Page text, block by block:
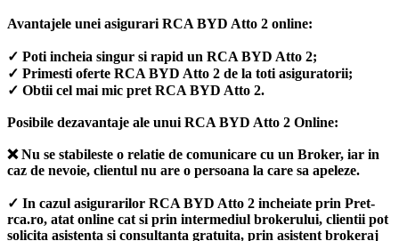
Avantajele unei asigurari RCA BYD Atto 2 online:
✓ Poti incheia singur si rapid un RCA BYD Atto 2;
✓ Primesti oferte RCA BYD Atto 2 de la toti asiguratorii;
✓ Obtii cel mai mic pret RCA BYD Atto 2.
Posibile dezavantaje ale unui RCA BYD Atto 2 Online:
❌ Nu se stabileste o relatie de comunicare cu un Broker, iar in
caz de nevoie, clientul nu are o persoana la care sa apeleze.
✓ In cazul asigurarilor RCA BYD Atto 2 incheiate prin Pret-
rca.ro, atat online cat si prin intermediul brokerului, clientii pot
solicita asistenta si consultanta gratuita, prin asistent brokeraj